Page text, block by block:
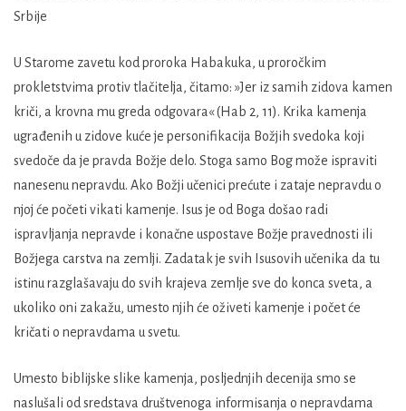
Srbije
U Starome zavetu kod proroka Habakuka, u proročkim
prokletstvima protiv tlačitelja, čitamo: »Jer iz samih zidova kamen
kriči, a krovna mu greda odgovara« (Hab 2, 11). Krika kamenja
ugrađenih u zidove kuće je personifikacija Božjih svedoka koji
svedoče da je pravda Božje delo. Stoga samo Bog može ispraviti
nanesenu nepravdu. Ako Božji učenici prećute i zataje nepravdu o
njoj će početi vikati kamenje. Isus je od Boga došao radi
ispravljanja nepravde i konačne uspostave Božje pravednosti ili
Božjega carstva na zemlji. Zadatak je svih Isusovih učenika da tu
istinu razglašavaju do svih krajeva zemlje sve do konca sveta, a
ukoliko oni zakažu, umesto njih će oživeti kamenje i počet će
kričati o nepravdama u svetu.
Umesto biblijske slike kamenja, posljednjih decenija smo se
naslušali od sredstava društvenoga informisanja o nepravdama